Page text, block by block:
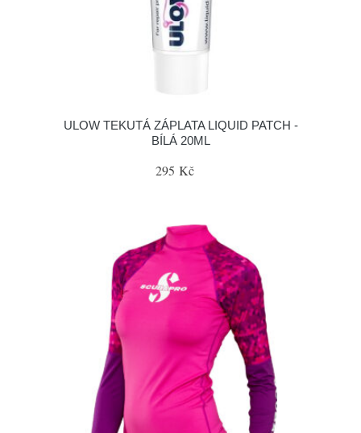
ULOW TEKUTÁ ZÁPLATA LIQUID PATCH -
BÍLÁ 20ML
295 Kč